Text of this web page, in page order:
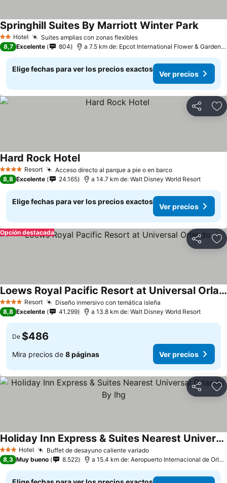
2 Estrellas
Hotel Suites amplias con zonas flexibles
Springhill Suites By Marriott Winter Park
8,7 Excelente 804 a 7.5 km de: Epcot International Flower & Garden Festival
Elige fechas para ver los precios exactos
Ver precios
Compartir
4 EstrellasResort Acceso directo al parque a pie o en barco
Hard Rock Hotel
8,8 Excelente 24.165 a 14.7 km de: Walt Disney World Resort
Elige fechas para ver los precios exactos
Ver precios
Compartir
Opción destacada
4 EstrellasResort Diseño inmersivo con temática isleña
Loews Royal Pacific Resort at Universal Orlando
8,8 Excelente 41.299 a 13.8 km de: Walt Disney World Resort
De $486
Mira precios de 8 páginas Ver precios
Compartir
3 Estrellas
Hotel Buffet de desayuno caliente variado
Holiday Inn Express & Suites Nearest Universal Orlando By Ihg
8,3 Muy bueno 8.522 a 15.4 km de: Aeropuerto Internacional de Orlando